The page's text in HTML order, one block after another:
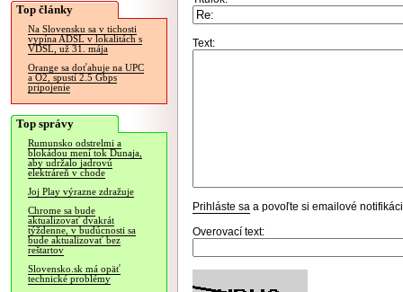
Top články
Na Slovensku sa v tichosti
vypína ADSL v lokalitách s
VDSL, už 31. mája
Orange sa doťahuje na UPC
a O2, spustí 2.5 Gbps
pripojenie
Top správy
Rumunsko odstrelmi a
blokádou mení tok Dunaja,
aby udržalo jadrovú
elektráreň v chode
Joj Play výrazne zdražuje
Chrome sa bude
aktualizovať dvakrát
týždenne, v budúcnosti sa
bude aktualizovať bez
reštartov
Slovensko.sk má opäť
technické problémy
Text:
Prihláste sa a povoľte si emailové
Overovací text: